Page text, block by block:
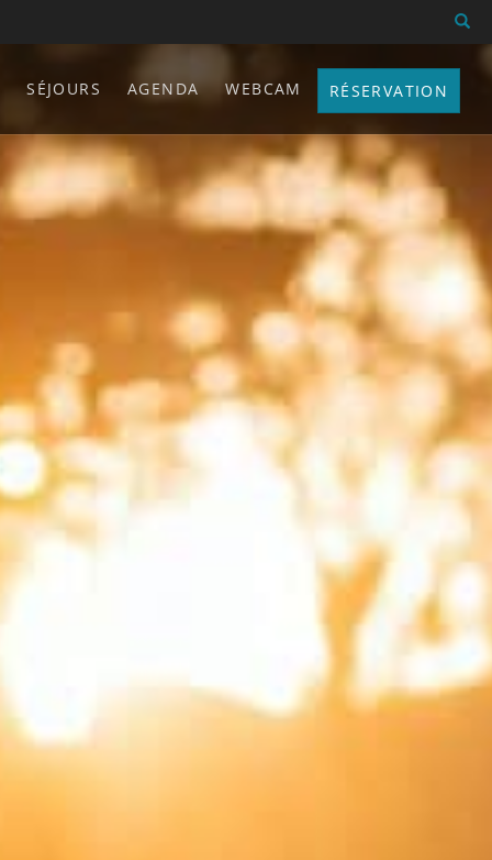
SÉJOURS AGENDA WEBCAM RÉSERVATION
Fermer X